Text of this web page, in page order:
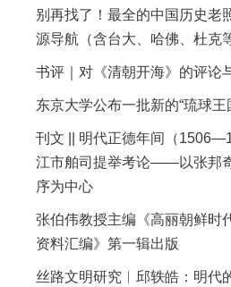
别再找了！最全的中国历史老
源导航（含台大、哈佛、杜克
书评｜对《清朝开海》的评论
东京大学公布一批新的“琉球王
刊文 || 明代正德年间（
江市舶司提举考论——以张邦
序为中心
张伯伟教授主编《高丽朝鲜时
资料汇编》第一辑出版
丝路文明研究︱邱轶皓：明代